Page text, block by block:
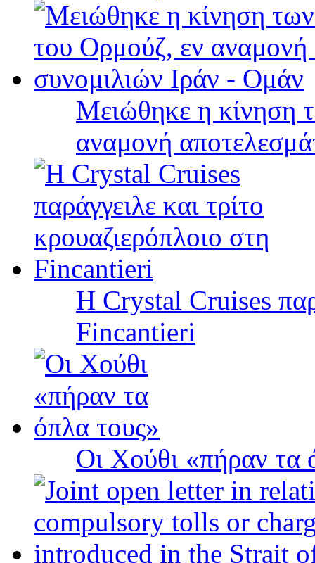
Μειώθηκε η κίνηση
αναμονή
Η Crystal Cruises
Fincantieri
Οι Χούθι «πήραν τα